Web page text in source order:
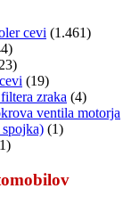
cevi (1.461)
(19)
zraka (4)
ventila motorja
(1)